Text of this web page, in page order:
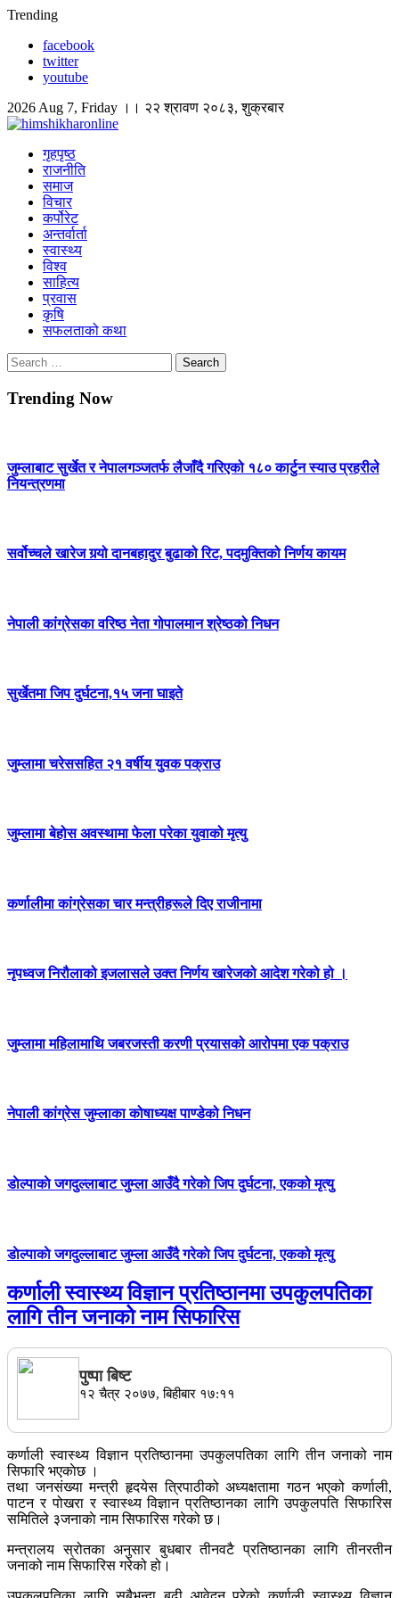
Skip
content
Trending
facebook
twitter
youtube
2026 Aug 7, Friday ।। २२ श्रावण २०८३, शुक्रबार
Himshikhar Online
गृहपृष्ठ
राजनीति
समाज
विचार
कर्पोरेट
अन्तर्वार्ता
स्वास्थ्य
विश्व
साहित्य
प्रवास
कृषि
सफलताको कथा
Search
for:
Trending Now
जुम्लाबाट सुर्खेत र नेपालगञ्जतर्फ लैजाँदै गरिएको १८० कार्टुन स्याउ प्रहरीले
नियन्त्रणमा
सर्वोच्चले खारेज गर्‍यो दानबहादुर बुढाको रिट, पदमुक्तिको निर्णय कायम
नेपाली कांग्रेसका वरिष्ठ नेता गोपालमान श्रेष्ठको निधन
सुर्खेतमा जिप दुर्घटना,१५ जना घाइते
जुम्लामा चरेससहित २१ वर्षीय युवक पक्राउ
जुम्लामा बेहोस अवस्थामा फेला परेका युवाको मृत्यु
कर्णालीमा कांग्रेसका चार मन्त्रीहरूले दिए राजीनामा
नृपध्वज निरौलाको इजलासले उक्त निर्णय खारेजको आदेश गरेको हो ।
जुम्लामा महिलामाथि जबरजस्ती करणी प्रयासको आरोपमा एक पक्राउ
नेपाली कांग्रेस जुम्लाका कोषाध्यक्ष पाण्डेको निधन
डाेल्पाकाे जगदुल्लाबाट जुम्ला आउँदै गरेकाे जिप दुर्घटना, एकको मृत्यु
डाेल्पाकाे जगदुल्लाबाट जुम्ला आउँदै गरेकाे जिप दुर्घटना, एकको मृत्यु
कर्णाली स्वास्थ्य विज्ञान प्रतिष्ठानमा उपकुलपतिका
लागि तीन जनाको नाम सिफारिस
पुष्पा बिष्ट
१२ चैत्र २०७७, बिहीबार १७:११
कर्णाली स्वास्थ्य विज्ञान प्रतिष्ठानमा उपकुलपतिका लागि तीन जनाको नाम
सिफारि भएकाेछ ।
तथा जनसंख्या मन्त्री हृदयेस त्रिपाठीको अध्यक्षतामा गठन भएको कर्णाली,
पाटन र पोखरा र स्वास्थ्य विज्ञान प्रतिष्ठानका लागि उपकुलपति सिफारिस
समितिले ३जनाकाे नाम सिफारिस गरेको छ।
मन्त्रालय स्रोतका अनुसार बुधबार तीनवटै प्रतिष्ठानका लागि तीनरतीन
जनाको नाम सिफारिस गरेको हो।